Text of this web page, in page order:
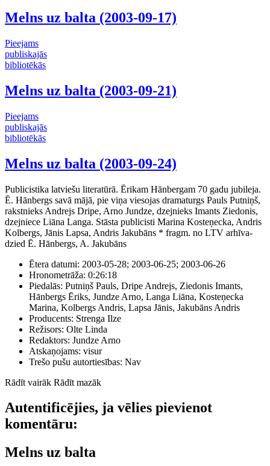
Melns uz balta (2003-09-17)
Pieejams
publiskajās
bibliotēkās
Melns uz balta (2003-09-21)
Pieejams
publiskajās
bibliotēkās
Melns uz balta (2003-09-24)
Publicistika latviešu literatūrā. Ērikam Hānbergam 70 gadu jubileja.
Ē. Hānbergs savā mājā, pie viņa viesojas dramaturgs Pauls Putniņš,
rakstnieks Andrejs Dripe, Arno Jundze, dzejnieks Imants Ziedonis,
dzejniece Liāna Langa. Stāsta publicisti Marina Kosteņecka, Andris
Kolbergs, Jānis Lapsa, Andris Jakubāns * fragm. no LTV arhīva-
dzied Ē. Hānbergs, A. Jakubāns
Ētera datumi: 2003-05-28; 2003-06-25; 2003-06-26
Hronometrāža: 0:26:18
Piedalās: Putniņš Pauls, Dripe Andrejs, Ziedonis Imants,
Hānbergs Ēriks, Jundze Arno, Langa Liāna, Kosteņecka
Marina, Kolbergs Andris, Lapsa Jānis, Jakubāns Andris
Producents: Strenga Ilze
Režisors: Olte Linda
Redaktors: Jundze Arno
Atskaņojams: visur
Trešo pušu autortiesības: Nav
Rādīt vairāk Rādīt mazāk
Autentificējies, ja vēlies pievienot
komentāru:
Melns uz balta